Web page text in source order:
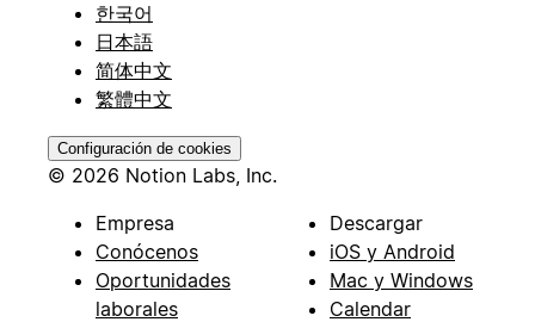
한국어
日本語
简体中文
繁體中文
Configuración de cookies
© 2026 Notion Labs, Inc.
Empresa
Conócenos
Oportunidades
laborales
Descargar
iOS y Android
Mac y Windows
Calendar